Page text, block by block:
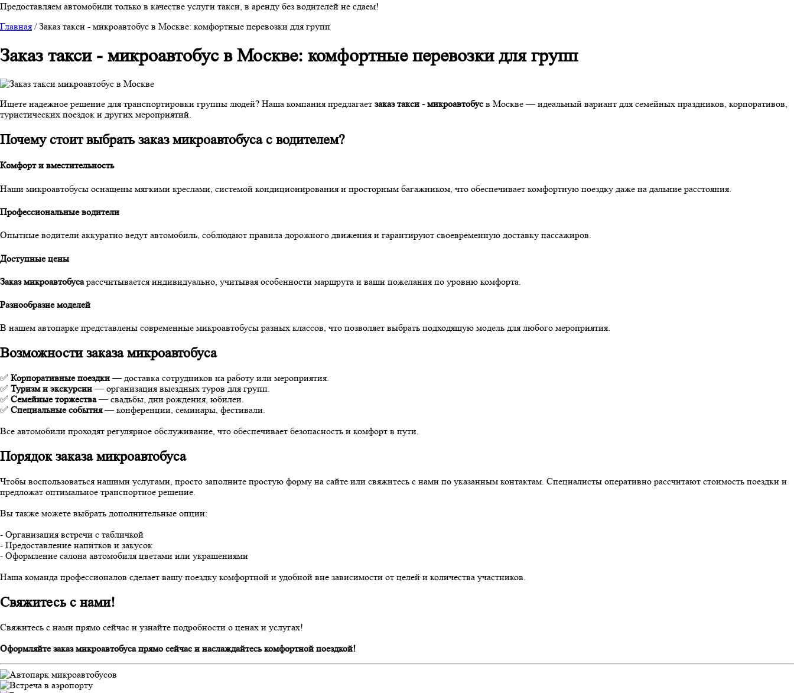
Предоставляем автомобили только в качестве услуги такси, в аренду без водителей не сдаем!
Главная /Заказ такси - микроавтобус в Москве: комфортные перевозки для групп
Заказ такси - микроавтобус в Москве: комфортные перевозки для групп
Ищете надежное решение для транспортировки группы людей? Наша компания предлагает заказ такси - микроавтобусв Москве — идеальный вариант для семейных праздников, корпоративов,
туристических поездок и других мероприятий.
Почему стоит выбрать заказ микроавтобуса с водителем?
Комфорт и вместительность
Наши микроавтобусы оснащены мягкими креслами, системой кондиционирования и просторным багажником, что обеспечивает комфортную поездку даже на дальние расстояния.
Профессиональные водители
Опытные водители аккуратно ведут автомобиль, соблюдают правила дорожного движения и гарантируют своевременную доставку пассажиров.
Доступные цены
Заказ микроавтобусарассчитывается индивидуально, учитывая особенности маршрута и ваши пожелания по уровню комфорта.
Разнообразие моделей
В нашем автопарке представлены современные микроавтобусы разных классов, что позволяет выбрать подходящую модель для любого мероприятия.
Возможности заказа микроавтобуса
✅ Корпоративные поездки— доставка сотрудников на работу или мероприятия.
✅ Туризм и экскурсии— организация выездных туров для групп.
✅ Семейные торжества— свадьбы, дни рождения, юбилеи.
✅ Специальные события— конференции, семинары, фестивали.
Все автомобили проходят регулярное обслуживание, что обеспечивает безопасность и комфорт в пути.
Порядок заказа микроавтобуса
Чтобы воспользоваться нашими услугами, просто заполните простую форму на сайте или свяжитесь с нами по указанным контактам. Специалисты оперативно рассчитают стоимость поездки и
предложат оптимальное транспортное решение.
Вы также можете выбрать дополнительные опции:
- Организация встречи с табличкой
- Предоставление напитков и закусок
- Оформление салона автомобиля цветами или украшениями
Наша команда профессионалов сделает вашу поездку комфортной и удобной вне зависимости от целей и количества участников.
Свяжитесь с нами!
Свяжитесь с нами прямо сейчас и узнайте подробности о ценах и услугах!
Оформляйте заказ микроавтобуса прямо сейчас и наслаждайтесь комфортной поездкой!